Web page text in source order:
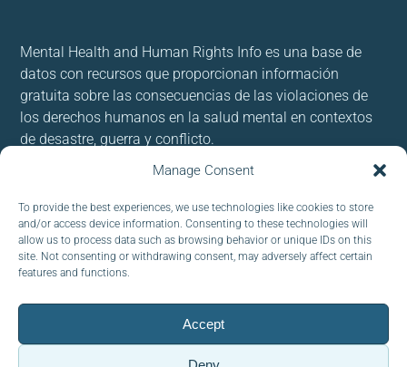
Manage Consent
To provide the best experiences, we use technologies like cookies to store
and/or access device information. Consenting to these technologies will
allow us to process data such as browsing behavior or unique IDs on this
site. Not consenting or withdrawing consent, may adversely affect certain
features and functions.
Accept
Mental Health and Human Rights Info es una base de
datos con recursos que proporcionan información
gratuita sobre las consecuencias de las violaciones de
los derechos humanos en la salud mental en contextos
de desastre, guerra y conflicto.
Usamos cookies para brindar y mejorar nuestros
Follow us:
CORREO ELECTRÓNICO :